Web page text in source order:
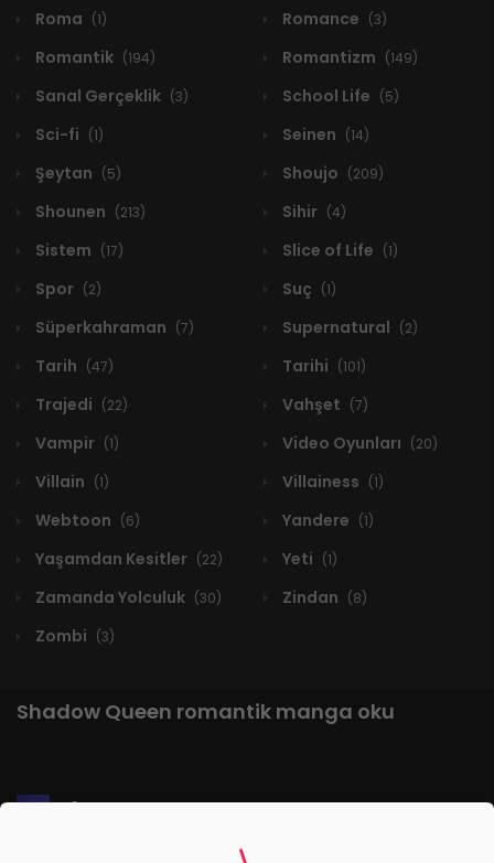
Roma (1) Romance (3)
Romantik (194) Romantizm (149)
Sanal Gerçeklik (3) School Life (5)
Sci-fi (1) Seinen (14)
Şeytan (5) Shoujo (209)
Shounen (213) Sihir (4)
Sistem (17) Slice of Life (1)
Spor (2) Suç (1)
Süperkahraman (7) Supernatural (2)
Tarih (47) Tarihi (101)
Trajedi (22) Vahşet (7)
Vampir (1) Video Oyunları (20)
Villain (1) Villainess (1)
Webtoon (6) Yandere (1)
Yaşamdan Kesitler (22) Yeti (1)
Zamanda Yolculuk (30) Zindan (8)
Zombi (3)
Shadow Queen romantik manga oku
1 RESULT
Popüler